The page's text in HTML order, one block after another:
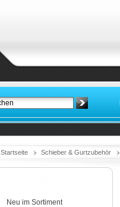
Startseite Schieber & Gurtzubehör
Neu im Sortiment